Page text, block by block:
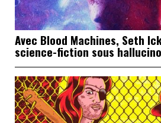
Avec Blood Machines, Seth
science-fiction sous